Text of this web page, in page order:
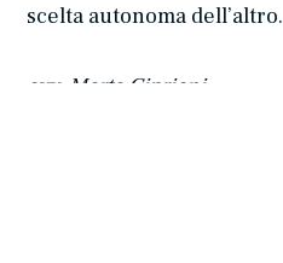
scelta autonoma dell’altro.
avv. Marta Cipriani